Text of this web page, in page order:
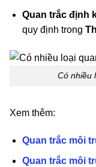
Quan trắc định
quy định trong
Có nhiều
Xem thêm:
Quan trắc môi
Quan trắc môi